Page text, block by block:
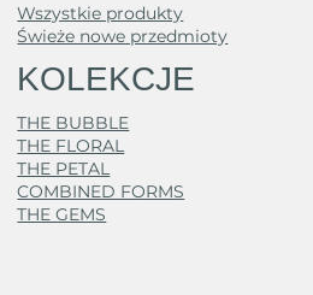
Wszystkie produkty
Świeże nowe przedmioty
KOLEKCJE
THE BUBBLE
THE FLORAL
THE PETAL
COMBINED FORMS
THE GEMS